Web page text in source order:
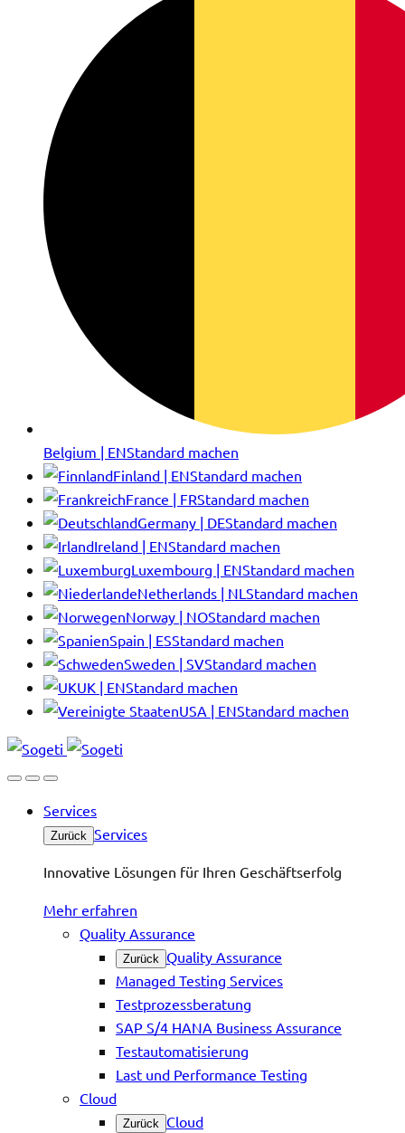
Belgium | ENStandard machen
Finland | ENStandard machen
France | FRStandard machen
Germany | DEStandard machen
Ireland | ENStandard machen
Luxembourg | ENStandard machen
Netherlands | NL Standard machen
Norway | NOStandard machen
Spain | ESStandard machen
Sweden | SVStandard machen
UK | ENStandard machen
USA | ENStandard machen
Services
Zurück Services
Innovative Lösungen für Ihren Geschäftserfolg
Mehr erfahren
Quality Assurance
Zurück Quality Assurance
Managed Testing Services
Testprozessberatung
SAP S/4 HANA Business Assurance
Testautomatisierung
Last und Performance Testing
Cloud
Zurück Cloud